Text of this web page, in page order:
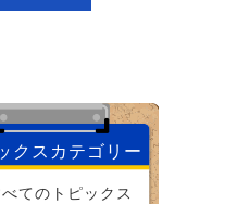
クスカテゴリー
てのトピックス